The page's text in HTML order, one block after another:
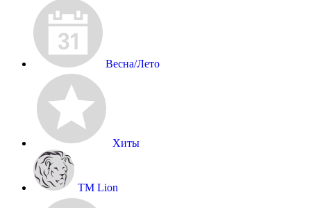
Весна/Лето
Хиты
TM Lion